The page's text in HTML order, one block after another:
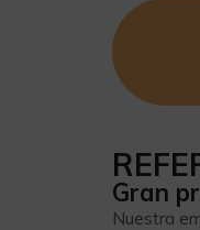
Gran
Nuestra